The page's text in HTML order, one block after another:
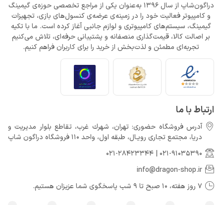
دراگون‌شاپ از سال 1396 به‌عنوان یکی از مراجع تخصصی حوزه‌ی گیمینگ
و کامپیوتر فعالیت خود را در زمینه‌ی عرضه‌ی کنسول‌های بازی، تجهیزات
گیمینگ، سیستم‌های کامپیوتری و لوازم جانبی آغاز کرده است. ما با تکیه
بر اصالت کالا، قیمت‌گذاری منصفانه و پشتیبانی حرفه‌ای، تلاش می‌کنیم
تجربه‌ای مطمئن و لذت‌بخش از خرید را برای کاربران فراهم کنیم.
ارتباط با ما
آدرس فروشگاه حضوری: تهران، شهرك غرب، تقاطع بلوار مدیریت و
دريا، مجتمع تجارى رويـال، طبقه اول، واحد 110 فروشگاه دراگون شاپ
021-91035390
021-28423344
info@dragon-shop.ir
7 روز هفته، 10 صبح تا 9 شب پاسخگوی شما عزیزان هستیم.